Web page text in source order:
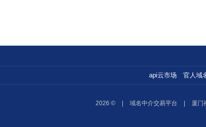
api云市场 官人域
2026 © 域名中介交易平台 厦门